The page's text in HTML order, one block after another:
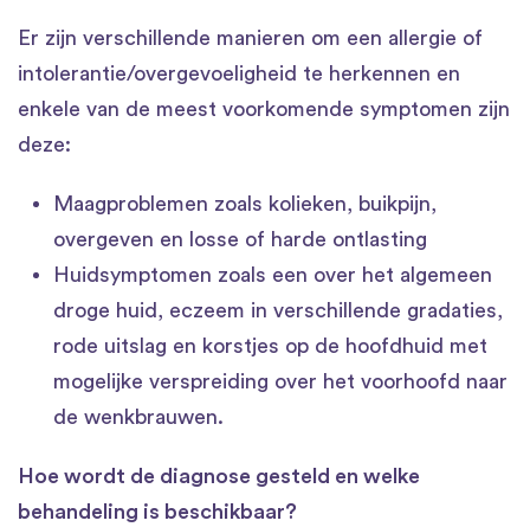
Er zijn verschillende manieren om een allergie of
intolerantie/overgevoeligheid te herkennen en
enkele van de meest voorkomende symptomen zijn
deze:
Maagproblemen zoals kolieken, buikpijn,
overgeven en losse of harde ontlasting
Huidsymptomen zoals een over het algemeen
droge huid, eczeem in verschillende gradaties,
rode uitslag en korstjes op de hoofdhuid met
mogelijke verspreiding over het voorhoofd naar
de wenkbrauwen.
Hoe wordt de diagnose gesteld en welke
behandeling is beschikbaar?